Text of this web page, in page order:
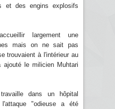
et des engins explosifs
largement une
mais on ne sait pas
trouvaient à l'intérieur au
ajouté le milicien Muhtari
dans un hôpital
"odieuse a été